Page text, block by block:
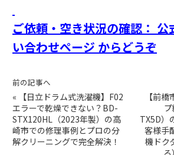
ご依頼・空き状況の確認： 公
い合わせページ からどうぞ
前の記事へ
«
【日立ドラム式洗濯機】F02
エラーで乾燥できない？BD-
STX120HL（2023年製）の高
崎市での修理事例とプロの分
解クリーニングで完全解決！
【前
TX5D）
客様手
機ドク